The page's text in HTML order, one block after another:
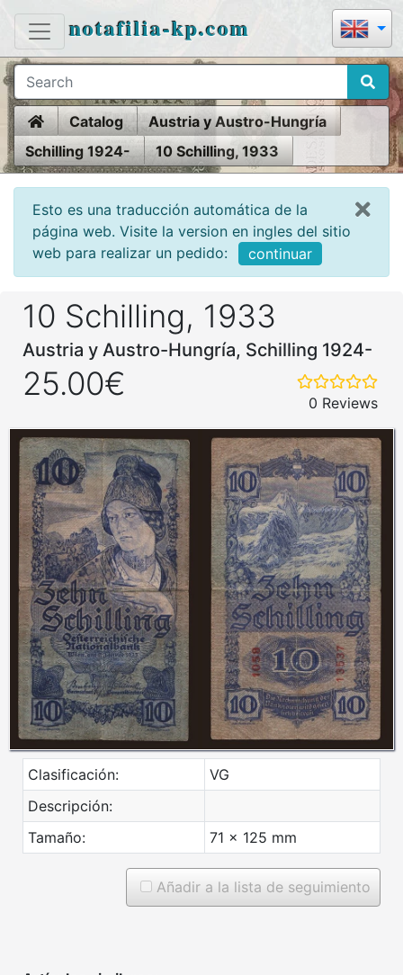
notafilia-kp.com
HomeCatalog
Austria y Austro-Hungría
Schilling 1924-
10 Schilling, 1933
Esto es una traducción automática de la
página web. Visite la version en ingles del sitio
web para realizar un pedido:
continuar
10 Schilling, 1933
Austria y Austro-Hungría, Schilling 1924-
25.00€
0 Reviews
Clasificación:
VG
Descripción:
Tamaño:
71 x 125 mm
Añadir a la lista de seguimiento